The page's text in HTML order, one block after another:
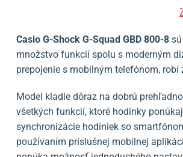
Casio G-Shock G-Squad GBD 800-8
množstvo funkcií spolu s moderným
prepojenie s mobilným telefónom,
Model kladie dôraz na dobrú
všetkých funkcií, ktoré hodinky
synchronizácie hodiniek so
používaním príslušnej mobilnej